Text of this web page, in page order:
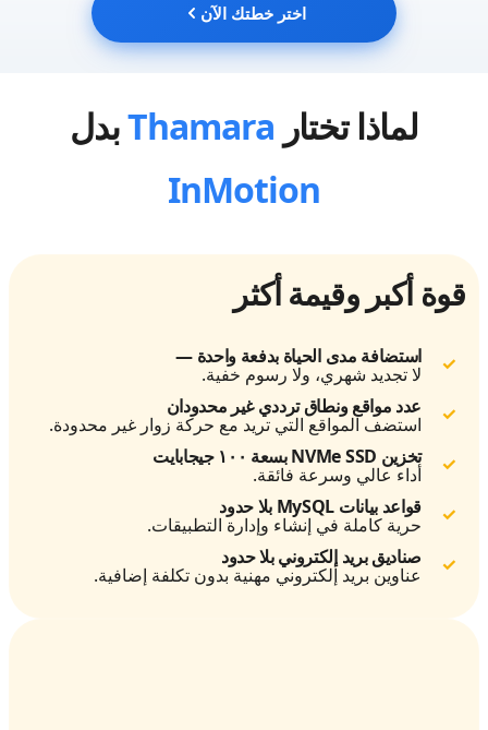
اختر خطتك الآن
لماذا تختار Thamaraبدل
InMotion
قوة أكبر وقيمة أكثر
استضافة مدى الحياة بدفعة واحدة —
لا تجديد شهري، ولا رسوم خفية.
عدد مواقع ونطاق ترددي غير محدودان
استضف المواقع التي تريد مع حركة زوار غير محدودة.
تخزين NVMe SSD بسعة ١٠٠ جيجابايت
أداء عالي وسرعة فائقة.
قواعد بيانات MySQL بلا حدود
حرية كاملة في إنشاء وإدارة التطبيقات.
صناديق بريد إلكتروني بلا حدود
عناوين بريد إلكتروني مهنية بدون تكلفة إضافية.